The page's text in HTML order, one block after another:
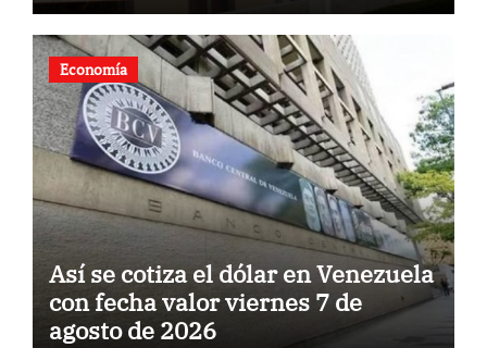
Economía
Así se cotiza el dólar en Venezuela
con fecha valor viernes 7 de
agosto de 2026